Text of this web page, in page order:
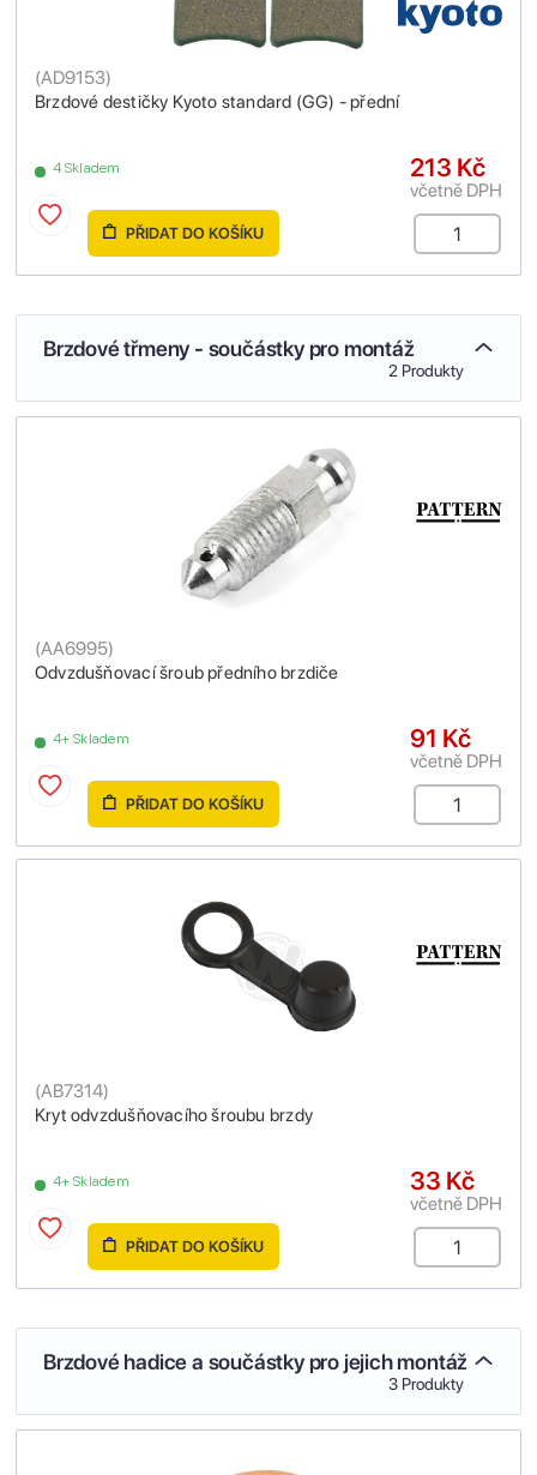
Brzdové destičky Kyoto standard (GG) - přední
(AD9153)
4 Skladem 213 Kč
včetně DPH
PŘIDAT DO KOŠÍKU
Brzdové třmeny - součástky pro montáž
2 Produkty
Odvzdušňovací šroub předního brzdiče
(AA6995)
4+ Skladem 91 Kč
včetně DPH
PŘIDAT DO KOŠÍKU
Kryt odvzdušňovacího šroubu brzdy
(AB7314)
4+ Skladem 33 Kč
včetně DPH
PŘIDAT DO KOŠÍKU
Brzdové hadice a součástky pro jejich montáž
3 Produkty